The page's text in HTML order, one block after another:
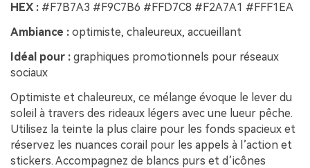
HEX : #F7B7A3 #F9C7B6 #FFD7C8 #F2A7A1 #FFF1EA
Ambiance : optimiste, chaleureux, accueillant
Idéal pour : graphiques promotionnels pour réseaux
sociaux
Optimiste et chaleureux, ce mélange évoque le lever du
soleil à travers des rideaux légers avec une lueur pêche.
Utilisez la teinte la plus claire pour les fonds spacieux et
réservez les nuances corail pour les appels à l’action et
stickers. Accompagnez de blancs purs et d’icônes